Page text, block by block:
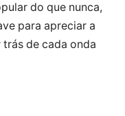
do que nunca,
para apreciar a
de cada onda